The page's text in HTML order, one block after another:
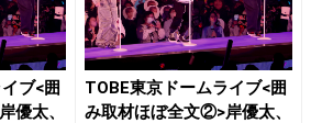
ブ<囲
優太、
TOBE東京ドームライブ<囲
み取材ほぼ全文②>岸優太、